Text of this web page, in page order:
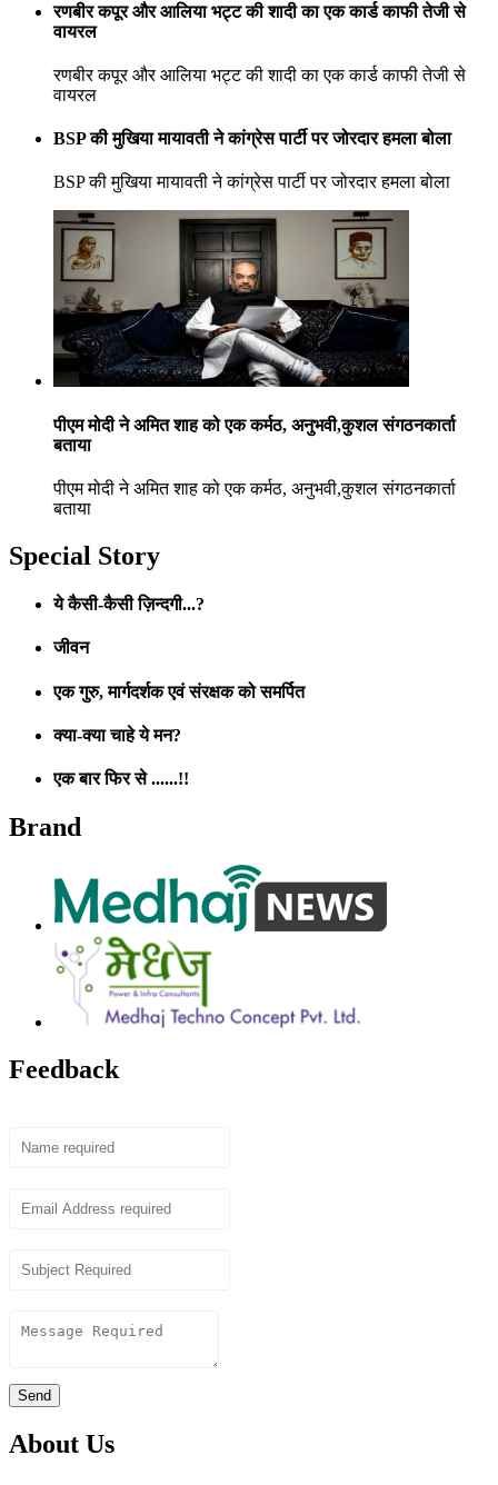
रणबीर कपूर और आलिया भट्ट की शादी का एक कार्ड काफी तेजी से
वायरल
रणबीर कपूर और आलिया भट्ट की शादी का एक कार्ड काफी तेजी से
वायरल
BSP की मुखिया मायावती ने कांग्रेस पार्टी पर जोरदार हमला बोला
BSP की मुखिया मायावती ने कांग्रेस पार्टी पर जोरदार हमला बोला
पीएम मोदी ने अमित शाह को एक कर्मठ, अनुभवी,कुशल संगठनकार्ता
बताया
पीएम मोदी ने अमित शाह को एक कर्मठ, अनुभवी,कुशल संगठनकार्ता
बताया
Special Story
ये कैसी-कैसी ज़िन्दगी...?
जीवन
एक गुरु, मार्गदर्शक एवं संरक्षक को समर्पित
क्या-क्या चाहे ये मन?
एक बार फिर से ......!!
Brand
Feedback
Send
About Us